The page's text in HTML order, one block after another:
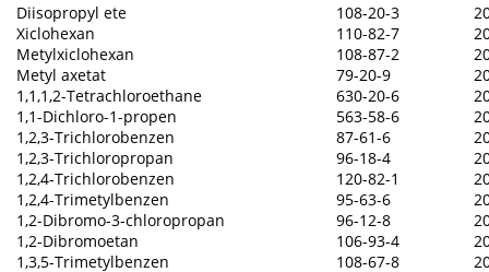
Diisopropyl ete
108-20-3
Xiclohexan
110-82-7
Metylxiclohexan
108-87-2
Metyl axetat
79-20-9
1,1,1,2-Tetrachloroethane
630-20-6
1,1-Dichloro-1-propen
563-58-6
1,2,3-Trichlorobenzen
87-61-6
1,2,3-Trichloropropan
96-18-4
1,2,4-Trichlorobenzen
120-82-1
1,2,4-Trimetylbenzen
95-63-6
1,2-Dibromo-3-chloropropan
96-12-8
1,2-Dibromoetan
106-93-4
1,3,5-Trimetylbenzen
108-67-8